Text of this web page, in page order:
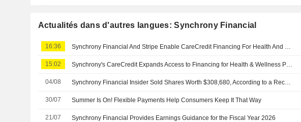
Actualités dans d'autres langues: Synchrony Financial
16:36 Synchrony Financial And Stripe Enable CareCredit Financing For Health And Wellness Providers Using Stripe
15:02 Synchrony's CareCredit Expands Access to Financing for Health & Wellness Providers with New Stripe Partnership
04/08 Synchrony Financial Insider Sold Shares Worth $308,680, According to a Recent SEC Filing
30/07 Summer Is On! Flexible Payments Help Consumers Keep It That Way
21/07 Synchrony Financial Provides Earnings Guidance for the Fiscal Year 2026